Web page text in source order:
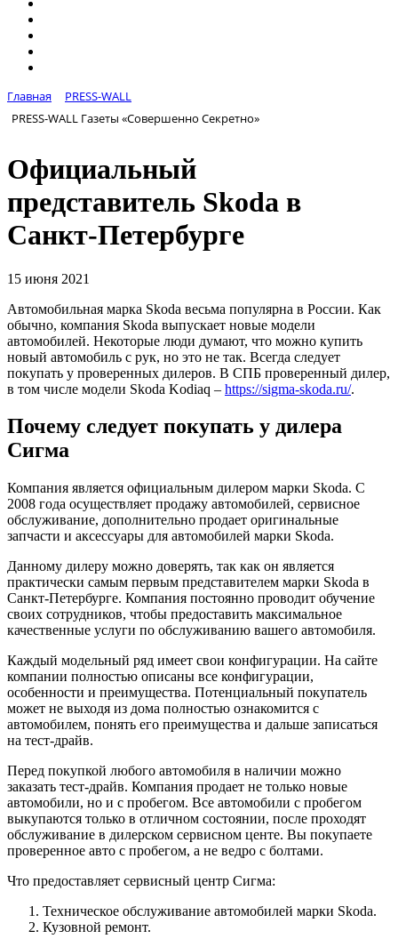
Главная
PRESS-WALL
PRESS-WALL Газеты «Совершенно Секретно»
Официальный
представитель Skoda в
Санкт-Петербурге
15 июня 2021
Автомобильная марка Skoda весьма популярна в России. Как
обычно, компания Skoda выпускает новые модели
автомобилей. Некоторые люди думают, что можно купить
новый автомобиль с рук, но это не так. Всегда следует
покупать у проверенных дилеров. В СПБ проверенный дилер,
в том числе модели Skoda Kodiaq – https://sigma-skoda.ru/.
Почему следует покупать у дилера
Сигма
Компания является официальным дилером марки Skoda. С
2008 года осуществляет продажу автомобилей, сервисное
обслуживание, дополнительно продает оригинальные
запчасти и аксессуары для автомобилей марки Skoda.
Данному дилеру можно доверять, так как он является
практически самым первым представителем марки Skoda в
Санкт-Петербурге. Компания постоянно проводит обучение
своих сотрудников, чтобы предоставить максимальное
качественные услуги по обслуживанию вашего автомобиля.
Каждый модельный ряд имеет свои конфигурации. На сайте
компании полностью описаны все конфигурации,
особенности и преимущества. Потенциальный покупатель
может не выходя из дома полностью ознакомится с
автомобилем, понять его преимущества и дальше записаться
на тест-драйв.
Перед покупкой любого автомобиля в наличии можно
заказать тест-драйв. Компания продает не только новые
автомобили, но и с пробегом. Все автомобили с пробегом
выкупаются только в отличном состоянии, после проходят
обслуживание в дилерском сервисном центе. Вы покупаете
проверенное авто с пробегом, а не ведро с болтами.
Что предоставляет сервисный центр Сигма:
Техническое обслуживание автомобилей марки Skoda.
Кузовной ремонт.